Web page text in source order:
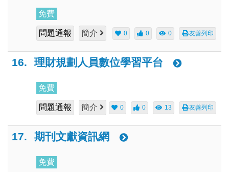
免費
問題通報 簡介 0 0 0 友善列印
16. 理財規劃人員數位學習平台
免費
問題通報 簡介 0 0 13 友善列印
17. 期刊文獻資訊網
免費